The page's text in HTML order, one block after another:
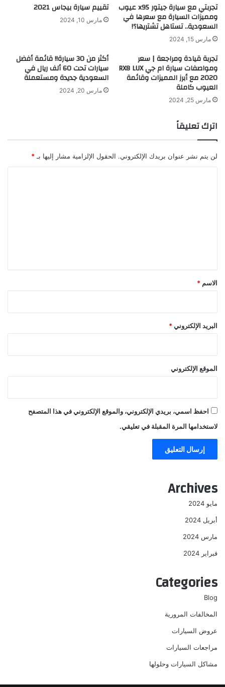
تجربتي مع سيارة جيتور x95 عيوب
ومميزات السيارة مع سعرها في
السعودية.. تستاهل تشتريها؟!
مارس 15, 2024
تقييم سيارة بيجاس 2021
مارس 10, 2024
تجربة قيادة ومراجعة | سعر
ومواصفات سيارة ام جي RX8 LUX
2020 مع أبرز المميزات وقائمة
العيوب كاملة
مارس 25, 2024
أكثر من 30 سيارة!! قائمة أفضل
سيارات تحت 60 ألف ريال في
السعودية جديدة ومستعملة
مارس 20, 2024
اترك تعليقاً
لن يتم نشر عنوان بريدك الإلكتروني. الحقول الإلزامية مشار إليها بـ *
*
الاسم *
البريد الإلكتروني *
الموقع الإلكتروني
احفظ اسمي، بريدي الإلكتروني، والموقع الإلكتروني في هذا المتصفح
لاستخدامها المرة المقبلة في تعليقي.
Archives
مايو 2024
أبريل 2024
مارس 2024
فبراير 2024
Categories
Blog
المخالفات المرورية
عروض السيارات
مراجعات السيارات
مشاكل السيارات وحلولها